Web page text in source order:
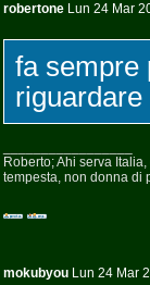
robertone Lun 24 Mar
fa sempre
Roberto; Ahi serva
tempesta, non donna di
mokubyou Lun 24 Mar